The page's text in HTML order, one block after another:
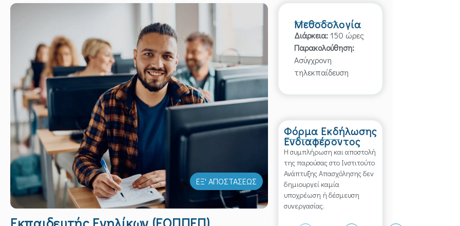
ΕΞ' ΑΠΟΣΤΑΣΕΩΣ
Μεθοδολογία
Διάρκεια: 150 ώρες
Παρακολούθηση:
Ασύγχρονη
τηλεκπαίδευση
Φόρμα Εκδήλωσης
Ενδιαφέροντος
Η συμπλήρωση και αποστολή
της παρούσας στο Ινστιτούτο
Ανάπτυξης Απασχόλησης δεν
δημιουργεί καμία
υποχρέωση ή δέσμευση
συνεργασίας.